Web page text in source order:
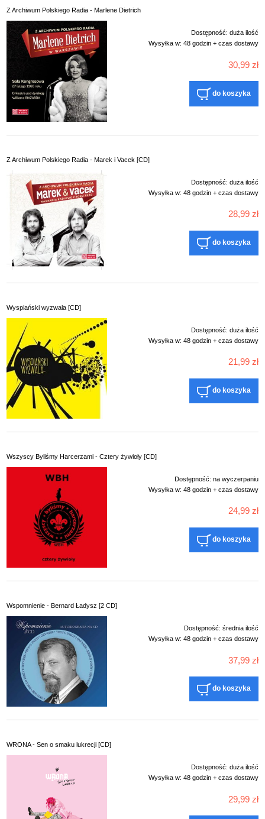
Z Archiwum Polskiego Radia - Marlene Dietrich
Dostępność: duża ilość
Wysyłka w: 48 godzin + czas dostawy
30,99 zł
do koszyka
Z Archiwum Polskiego Radia - Marek i Vacek [CD]
Dostępność: duża ilość
Wysyłka w: 48 godzin + czas dostawy
28,99 zł
do koszyka
Wyspiański wyzwala [CD]
Dostępność: duża ilość
Wysyłka w: 48 godzin + czas dostawy
21,99 zł
do koszyka
Wszyscy Byliśmy Harcerzami - Cztery żywioły [CD]
Dostępność: na wyczerpaniu
Wysyłka w: 48 godzin + czas dostawy
24,99 zł
do koszyka
Wspomnienie - Bernard Ładysz [2 CD]
Dostępność: średnia ilość
Wysyłka w: 48 godzin + czas dostawy
37,99 zł
do koszyka
WRONA - Sen o smaku lukrecji [CD]
Dostępność: duża ilość
Wysyłka w: 48 godzin + czas dostawy
29,99 zł